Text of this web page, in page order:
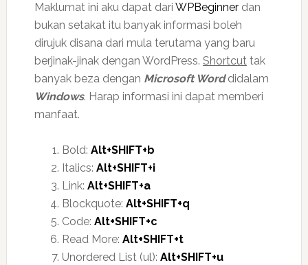
Maklumat ini aku dapat dari WPBeginnerdan
bukan setakat itu banyak informasi boleh
dirujuk disana dari mula terutama yang baru
berjinak-jinak dengan WordPress. Shortcuttak
banyak beza dengan Microsoft Worddidalam
Windows. Harap informasi ini dapat memberi
manfaat.
Bold: Alt+SHIFT+b
Italics: Alt+SHIFT+i
Link: Alt+SHIFT+a
Blockquote: Alt+SHIFT+q
Code: Alt+SHIFT+c
Read More: Alt+SHIFT+t
Unordered List (ul): Alt+SHIFT+u